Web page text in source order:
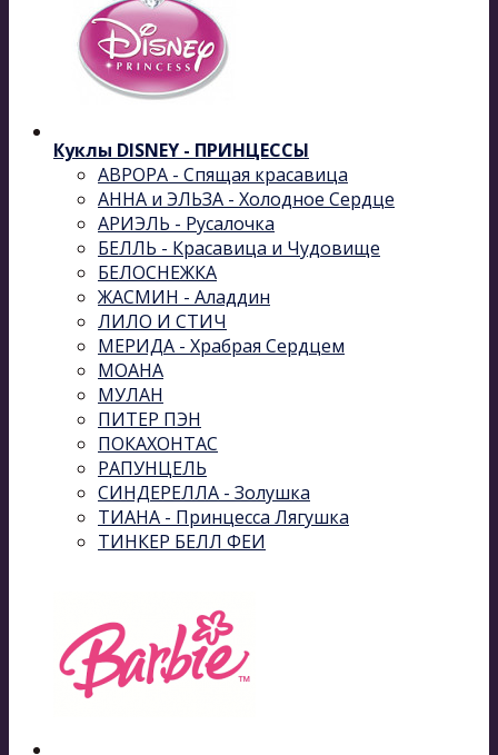
Куклы DISNEY - ПРИНЦЕССЫ
АВРОРА - Спящая красавица
АННА и ЭЛЬЗА - Холодное Сердце
АРИЭЛЬ - Русалочка
БЕЛЛЬ - Красавица и Чудовище
БЕЛОСНЕЖКА
ЖАСМИН - Аладдин
ЛИЛО И СТИЧ
МЕРИДА - Храбрая Сердцем
МОАНА
МУЛАН
ПИТЕР ПЭН
ПОКАХОНТАС
РАПУНЦЕЛЬ
СИНДЕРЕЛЛА - Золушка
ТИАНА - Принцесса Лягушка
ТИНКЕР БЕЛЛ ФЕИ